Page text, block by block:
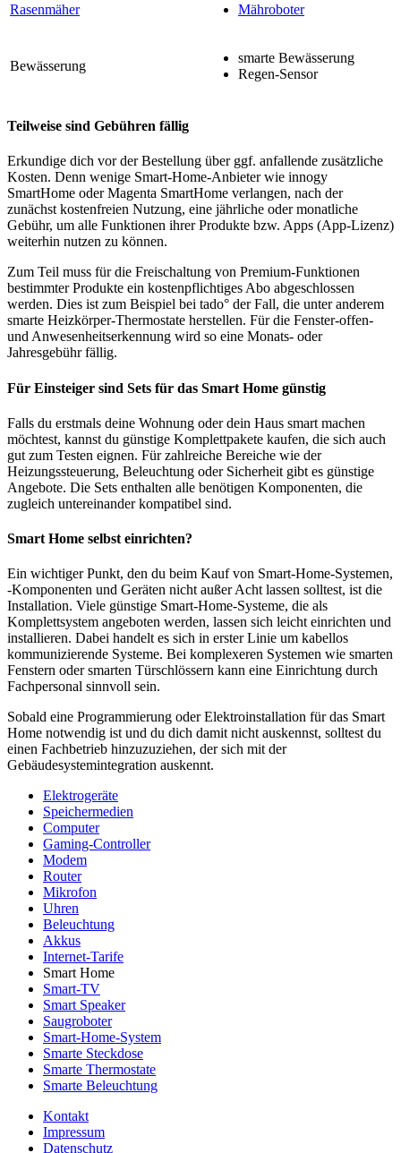
Rasenmäher Mähroboter
Bewässerung
smarte Bewässerung
Regen-Sensor
Teilweise sind Gebühren fällig
Erkundige dich vor der Bestellung über ggf. anfallende zusätzliche
Kosten. Denn wenige Smart-Home-Anbieter wie innogy
SmartHome oder Magenta SmartHome verlangen, nach der
zunächst kostenfreien Nutzung, eine jährliche oder monatliche
Gebühr, um alle Funktionen ihrer Produkte bzw. Apps (App-Lizenz)
weiterhin nutzen zu können.
Zum Teil muss für die Freischaltung von Premium-Funktionen
bestimmter Produkte ein kostenpflichtiges Abo abgeschlossen
werden. Dies ist zum Beispiel bei tado° der Fall, die unter anderem
smarte Heizkörper-Thermostate herstellen. Für die Fenster-offen-
und Anwesenheitserkennung wird so eine Monats- oder
Jahresgebühr fällig.
Für Einsteiger sind Sets für das Smart Home günstig
Falls du erstmals deine Wohnung oder dein Haus smart machen
möchtest, kannst du günstige Komplettpakete kaufen, die sich auch
gut zum Testen eignen. Für zahlreiche Bereiche wie der
Heizungssteuerung, Beleuchtung oder Sicherheit gibt es günstige
Angebote. Die Sets enthalten alle benötigen Komponenten, die
zugleich untereinander kompatibel sind.
Smart Home selbst einrichten?
Ein wichtiger Punkt, den du beim Kauf von Smart-Home-Systemen,
-Komponenten und Geräten nicht außer Acht lassen solltest, ist die
Installation. Viele günstige Smart-Home-Systeme, die als
Komplettsystem angeboten werden, lassen sich leicht einrichten und
installieren. Dabei handelt es sich in erster Linie um kabellos
kommunizierende Systeme. Bei komplexeren Systemen wie smarten
Fenstern oder smarten Türschlössern kann eine Einrichtung durch
Fachpersonal sinnvoll sein.
Sobald eine Programmierung oder Elektroinstallation für das Smart
Home notwendig ist und du dich damit nicht auskennst, solltest du
einen Fachbetrieb hinzuzuziehen, der sich mit der
Gebäudesystemintegration auskennt.
Elektrogeräte
Speichermedien
Computer
Gaming-Controller
Modem
Router
Mikrofon
Uhren
Beleuchtung
Akkus
Internet-Tarife
Smart Home
Smart-TV
Smart Speaker
Saugroboter
Smart-Home-System
Smarte Steckdose
Smarte Thermostate
Smarte Beleuchtung
Kontakt
Impressum
Datenschutz